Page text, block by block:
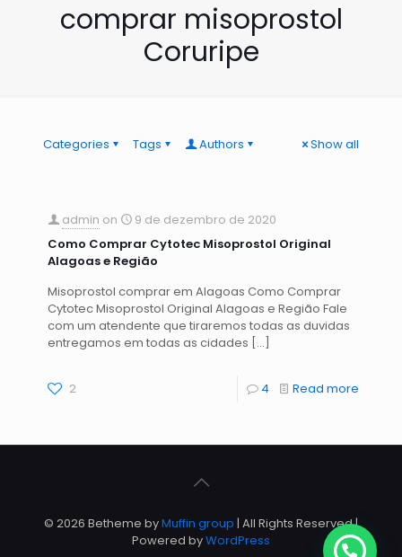
comprar misoprostol
Coruripe
Categories Tags Authors Show all
admin on
9 de dezembro de 2020
Como Comprar Cytotec Misoprostol Original
Alagoas e Região
Misoprostol comprar em Alagoas Como Comprar
Cytotec Misoprostol Original Alagoas e Região Fale
com um atendente que tiraremos todas as duvidas
entregamos em todas as cidades […]
2 4 Read more
© 2026 Betheme byMuffin group | All Rights Reserved |
Powered byWordPress